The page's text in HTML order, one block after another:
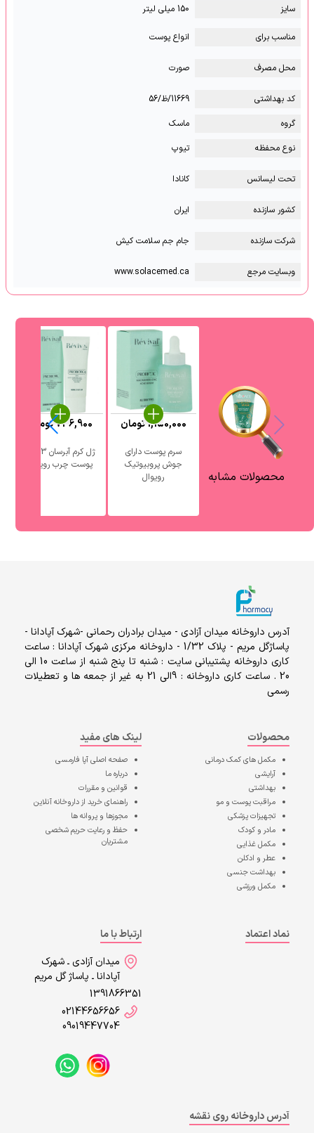
سایز 150 میلی لیتر
مناسب برای انواع پوست
محل مصرف صورت
کد بهداشتی
11669/ظ/56
گروه
ماسک
نوع محفظه
تیوپ
تحت لیسانس کانادا
کشور سازنده ایران
شرکت سازنده جام جم سلامت کیش
وبسایت مرجع www.solacemed.ca
محصولات مشابه
سرم پوست دارای
جوش پروبیوتیک
رویوال
1,150,000تومان
پوست چرب رویوال
736,900تومان
آدرس داروخانه میدان آزادی - میدان برادران رحمانی -شهرک آپادانا -
پاساژگل مریم - پلاک 1/32 - داروخانه مرکزی شهرک آپادانا : ساعت
کاری داروخانه پشتیبانی سایت : شنبه تا پنج شنبه از ساعت 10 الی
20 . ساعت کاری داروخانه : 9الی 21 به غیر از جمعه ها و تعطیلات
رسمی
محصولات
مکمل های کمک درمانی
آرایشی
بهداشتی
مراقبت پوست و مو
تجهیزات پزشکی
مادر و کودک
مکمل غذایی
عطر و ادکلن
بهداشت جنسی
مکمل ورزشی
لینک های مفید
صفحه اصلیآپا فارمسی
درباره ما
قوانین و مقررات
راهنمای خرید از داروخانه آنلاین
مجوزها و پروانه ها
حفظ و رعایت حریم شخصی
مشتریان
نماد اعتماد
ارتباط با ما
میدان آزادی ـ شهرک
آپادانا ـ پاساژ گل مریم
1391866351
02144656656
09019447704
آدرس داروخانه روی نقشه